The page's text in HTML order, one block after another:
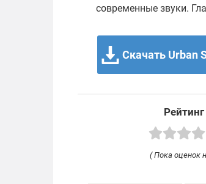
современные звуки.
Скачать Urban
Рейтинг
( Пока оценок